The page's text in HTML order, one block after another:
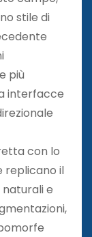
stile di
più
interfacce
con lo
replicano il
e